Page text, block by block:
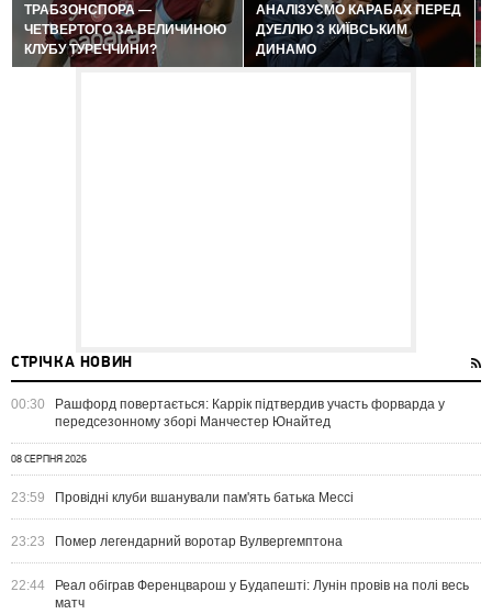
ТРАБЗОНСПОРА —
ЧЕТВЕРТОГО ЗА ВЕЛИЧИНОЮ
КЛУБУ ТУРЕЧЧИНИ?
АНАЛІЗУЄМО КАРАБАХ ПЕРЕД
ДУЕЛЛЮ З КИЇВСЬКИМ
ДИНАМО
СТРІЧКА НОВИН
00:30
Рашфорд повертається: Каррік підтвердив участь форварда у
передсезонному зборі Манчестер Юнайтед
08 СЕРПНЯ 2026
23:59 Провідні клуби вшанували пам'ять батька Мессі
23:23 Помер легендарний воротар Вулвергемптона
22:44
Реал обіграв Ференцварош у Будапешті: Лунін провів на полі весь
матч